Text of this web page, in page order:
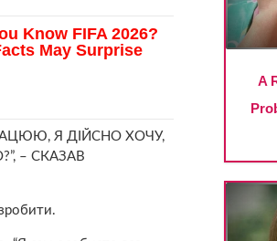
Я ДІЙСНО ХОЧУ,
– СКАЗАВ